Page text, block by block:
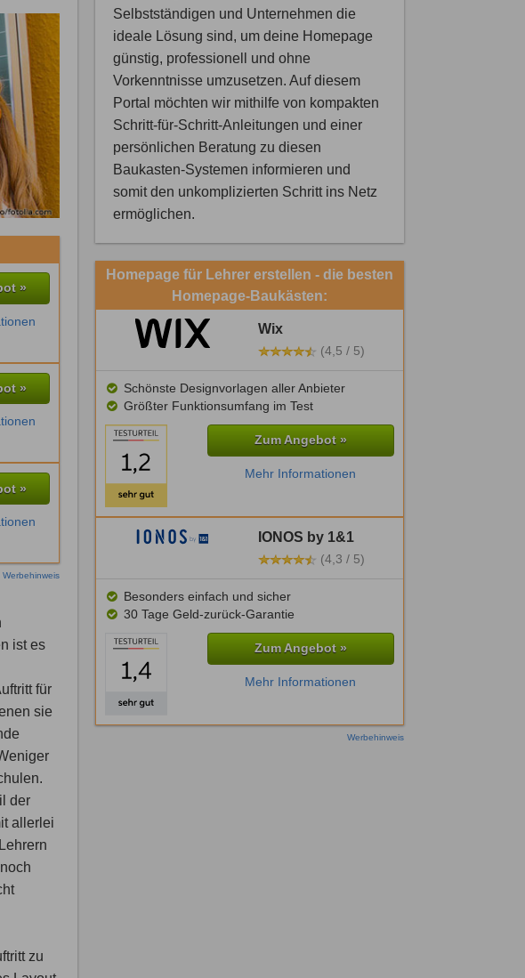
»
»
»
Werbehinweis
ist es
für
sie
der
allerlei
zu
Selbstständigen und Unternehmen die
ideale Lösung sind, um deine Homepage
günstig, professionell und ohne
Vorkenntnisse umzusetzen. Auf diesem
Portal möchten wir mithilfe von kompakten
Schritt-für-Schritt-Anleitungen und einer
persönlichen Beratung zu diesen
Baukasten-Systemen informieren und
somit den unkomplizierten Schritt ins Netz
ermöglichen.
Homepage für Lehrer erstellen - die besten
Homepage-Baukästen:
Wix
(4,5 / 5)
Schönste Designvorlagen aller Anbieter
Größter Funktionsumfang im Test
Zum Angebot »
Mehr Informationen
IONOS by 1&1
(4,3 / 5)
Besonders einfach und sicher
30 Tage Geld-zurück-Garantie
Zum Angebot »
Mehr Informationen
Werbehinweis